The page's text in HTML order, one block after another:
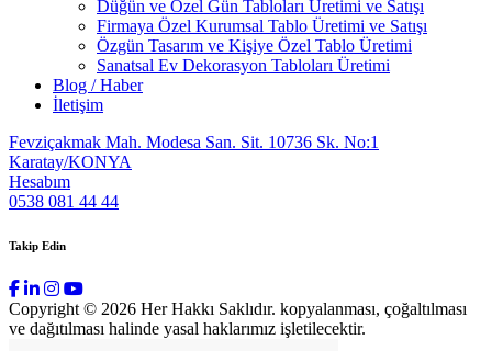
Düğün ve Özel Gün Tabloları Üretimi ve Satışı
Firmaya Özel Kurumsal Tablo Üretimi ve Satışı
Özgün Tasarım ve Kişiye Özel Tablo Üretimi
Sanatsal Ev Dekorasyon Tabloları Üretimi
Blog / Haber
İletişim
Fevziçakmak Mah. Modesa San. Sit. 10736 Sk. No:1
Karatay/KONYA
Hesabım
0538 081 44 44
Takip Edin
Copyright © 2026 Her Hakkı Saklıdır. kopyalanması, çoğaltılması
ve dağıtılması halinde yasal haklarımız işletilecektir.